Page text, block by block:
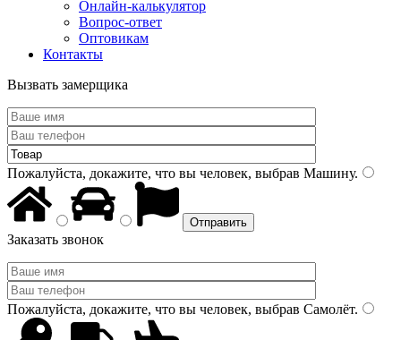
Онлайн-калькулятор
Вопрос-ответ
Оптовикам
Контакты
Вызвать замерщика
Пожалуйста, докажите, что вы человек, выбрав Машину.
Заказать звонок
Пожалуйста, докажите, что вы человек, выбрав Самолёт.